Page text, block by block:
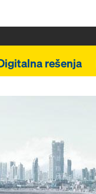
rešenja